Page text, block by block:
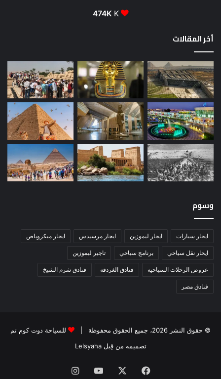
474K K
أخر المقالات
وسوم
ايجار سيارات ايجار ليموزين ايجار مرسيدس ايجار ميكروباص
ايجار نقل سياحي برنامج سياحي تاجير ليموزين
عروض الرحلات السياحية فنادق الغردقة فنادق شرم الشيخ
فنادق مصر
© حقوق النشر 2026، جميع الحقوق محفوظة |
للسياحة دوت كوم تم
تصميمه من قِبل Lelsyaha
فيسبوك ‫YouTube